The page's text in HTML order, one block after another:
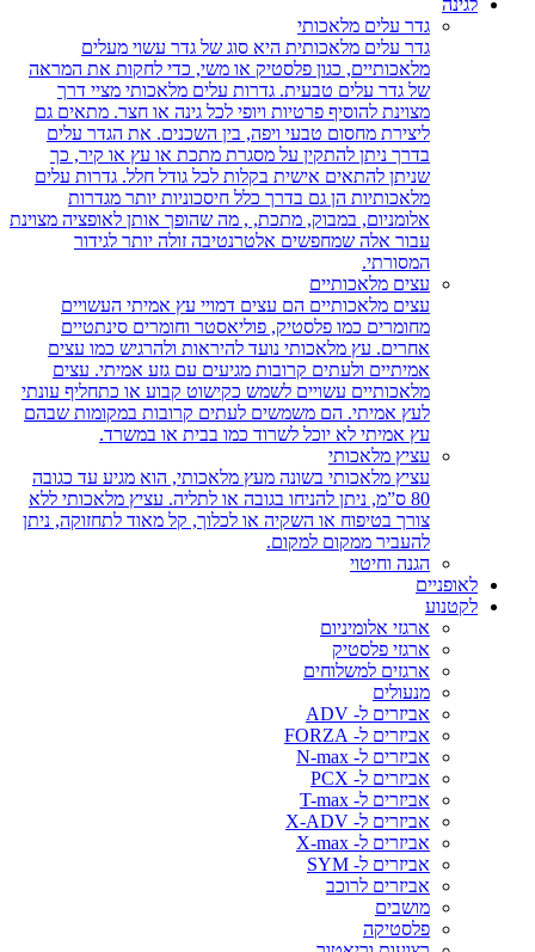
גדר עלים מלאכותי
גדר עלים מלאכותית היא סוג של גדר עשוי מעלים
מלאכותיים, כגון פלסטיק או משי, כדי לחקות את המראה
של גדר עלים טבעית. גדרות עלים מלאכותי מציי דרך
מצוינת להוסיף פרטיות ויופי לכל גינה או חצר. מתאים גם
ליצירת מחסום טבעי ויפה, בין השכנים. את הגדר עלים
בדרך ניתן להתקין על מסגרת מתכת או עץ או קיר, כך
שניתן להתאים אישית בקלות לכל גודל חלל. גדרות עלים
מלאכותיות הן גם בדרך כלל חיסכוניות יותר מגדרות
אלומניום, במבוק, מתכת, , מה שהופך אותן לאופציה מצוינת
עבור אלה שמחפשים אלטרנטיבה זולה יותר לגידור
המסורתי.
עצים מלאכותיים
עצים מלאכותיים הם עצים דמויי עץ אמיתי העשויים
מחומרים כמו פלסטיק, פוליאסטר וחומרים סינתטיים
אחרים. עץ מלאכותי נועד להיראות ולהרגיש כמו עצים
אמיתיים ולעתים קרובות מגיעים עם גזע אמיתי. עצים
מלאכותיים עשויים לשמש כקישוט קבוע או כתחליף עונתי
לעץ אמיתי. הם משמשים לעתים קרובות במקומות שבהם
עץ אמיתי לא יוכל לשרוד כמו בבית או במשרד.
עציץ מלאכותי
עציץ מלאכותי בשונה מעץ מלאכותי, הוא מגיע עד כגובה
80 ס”מ, ניתן להניחו בגובה או לתליה. עציץ מלאכותי ללא
צורך בטיפוח או השקיה או לכלוך, קל מאוד לתחזוקה, ניתן
להעביר ממקום למקום.
הגנה וחיטוי
לאופניים
לקטנוע
ארגזי אלומיניום
ארגזי פלסטיק
ארגזים למשלוחים
מנעולים
אביזרים ל- ADV
אביזרים ל- FORZA
אביזרים ל- N-max
אביזרים ל- PCX
אביזרים ל- T-max
אביזרים ל- X-ADV
אביזרים ל- X-max
אביזרים ל- SYM
אביזרים לרוכב
מושבים
פלסטיקה